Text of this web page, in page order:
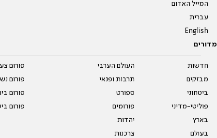
המייל האדום
עברית
English
מדורים
חדשות
מבזקים
ביטחוני
פוליטי-מדיני
בארץ
בעולם
העולם הערבי
תרבות ופנאי
ספורט
פורומים
יהדות
צרכנות
פורום
פורום
פורום
פורום